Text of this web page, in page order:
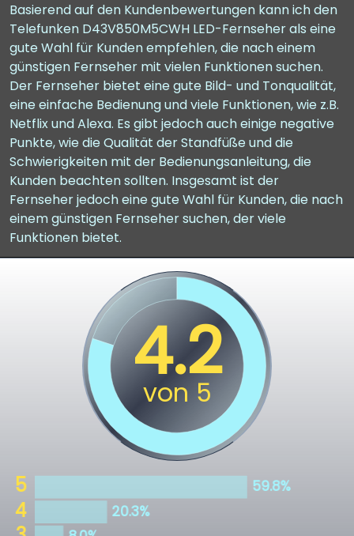
Basierend auf den Kundenbewertungen kann ich den
Telefunken D43V850M5CWH LED-Fernseher als eine
gute Wahl für Kunden empfehlen, die nach einem
günstigen Fernseher mit vielen Funktionen suchen.
Der Fernseher bietet eine gute Bild- und Tonqualität,
eine einfache Bedienung und viele Funktionen, wie z.B.
Netflix und Alexa. Es gibt jedoch auch einige negative
Punkte, wie die Qualität der Standfüße und die
Schwierigkeiten mit der Bedienungsanleitung, die
Kunden beachten sollten. Insgesamt ist der
Fernseher jedoch eine gute Wahl für Kunden, die nach
einem günstigen Fernseher suchen, der viele
Funktionen bietet.